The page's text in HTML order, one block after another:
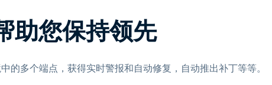
您保持领先
多个端点，获得实时警报和自动修复，自动推出补丁等等。